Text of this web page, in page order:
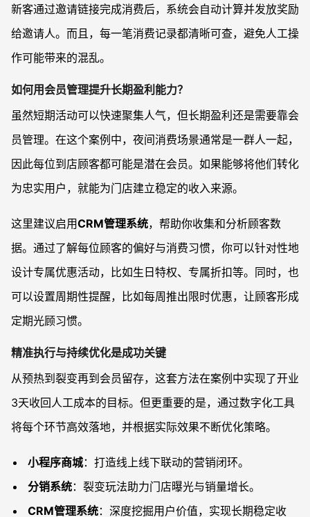
新客通过邀请链接完成消费后，系统会自动计算并发放奖励
给邀请人。而且，每一笔消费记录都清晰可查，避免人工操
作可能带来的混乱。
如何用会员管理提升长期盈利能力？
虽然短期活动可以快速聚集人气，但长期盈利还是需要靠会
员管理。在这个案例中，夜间消费场景通常是一群人一起，
因此每位到店顾客都可能是潜在会员。如果能够将他们转化
为忠实用户，就能为门店建立稳定的收入来源。
这里建议启用CRM管理系统，帮助你收集和分析顾客数
据。通过了解每位顾客的偏好与消费习惯，你可以针对性地
设计专属优惠活动，比如生日特权、专属折扣等。同时，也
可以设置周期性提醒，比如每周推出限时优惠，让顾客形成
定期光顾习惯。
精准执行与持续优化是成功关键
从预热到裂变再到会员留存，这套方法在案例中实现了开业
3天收回人工成本的目标。但更重要的是，通过数字化工具
将每个环节高效落地，并根据实际效果不断优化策略。
小程序商城：打造线上线下联动的营销闭环。
分销系统：裂变玩法助力门店曝光与销量增长。
CRM管理系统：深度挖掘用户价值，实现长期稳定收